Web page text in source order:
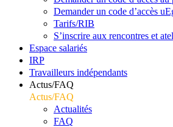
Demander un code d’accès
Tarifs/RIB
S’inscrire aux rencontres et
Espace salariés
IRP
Travailleurs indépendants
Actus/FAQ
Actus/FAQ
Actualités
FAQ